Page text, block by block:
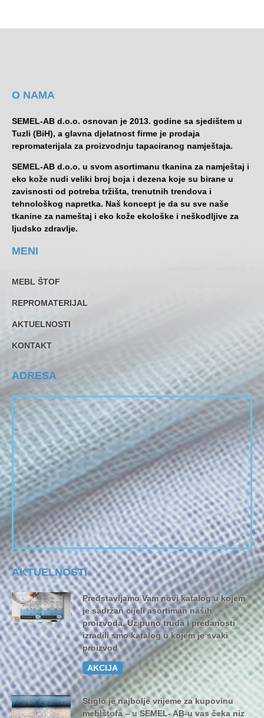
O NAMA
SEMEL-AB d.o.o. osnovan je 2013. godine sa sjedištem u
Tuzli (BiH), a glavna djelatnost firme je prodaja
repromaterijala za proizvodnju tapaciranog namještaja.
SEMEL-AB d.o.o. u svom asortimanu tkanina za namještaj i
eko kože nudi veliki broj boja i dezena koje su birane u
zavisnosti od potreba tržišta, trenutnih trendova i
tehnološkog napretka. Naš koncept je da su sve naše
tkanine za nameštaj i eko kože ekološke i neškodljive za
ljudsko zdravlje.
MENI
MEBL ŠTOF
REPROMATERIJAL
AKTUELNOSTI
KONTAKT
ADRESA
AKTUELNOSTI
Predstavljamo Vam novi katalog u kojem
je sadržan cijeli asortiman naših
proizvoda. Uz puno truda i predanosti
izradili smo katalog u kojem je svaki
proizvod
AKCIJA
Stiglo je najbolje vrijeme za kupovinu
meblštofa – u SEMEL- AB-u vas čeka niz